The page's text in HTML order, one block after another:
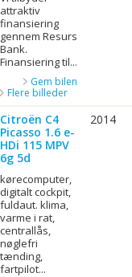
attraktiv
finansiering
gennem Resurs
Bank.
Finansiering til...
Gem bilen
Flere billeder
Citroën C4
Picasso 1.6 e-
HDi 115 MPV
6g 5d
kørecomputer,
digitalt cockpit,
fuldaut. klima,
varme i rat,
centrallås,
nøglefri
tænding,
fartpilot...
2014